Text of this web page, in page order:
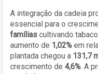
A integração da cadeia
essencial para o
famílias cultivando
aumento de 1,02% em
plantada chegou a 131,7
crescimento de 4,6%. A